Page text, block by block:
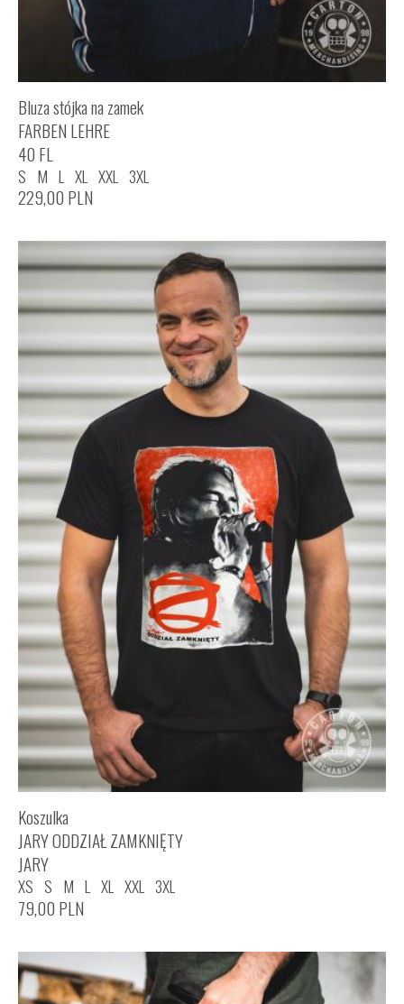
Bluza stójka na zamek
FARBEN LEHRE
40 FL
S M L XL XXL 3XL
229,00 PLN
Koszulka
JARY ODDZIAŁ ZAMKNIĘTY
JARY
XS S M L XL XXL 3XL
79,00 PLN